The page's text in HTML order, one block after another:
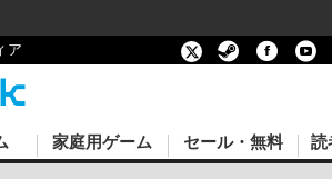
ア
家庭用ゲーム セール・無料 読